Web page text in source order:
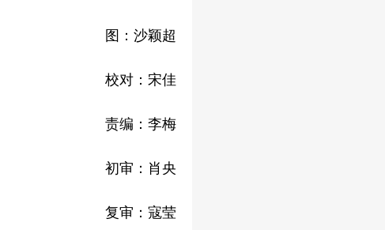
图：沙颖超
校对：宋佳
责编：李梅
初审：肖央
复审：寇莹